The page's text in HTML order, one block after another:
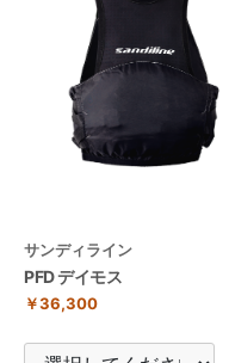
サンディライン
PFD デイモス
￥36,300